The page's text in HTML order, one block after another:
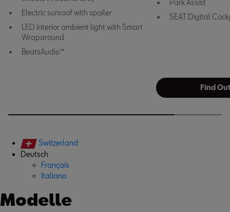
Electric sunroof with spoiler
LED interior ambient light with Smart
Wraparound
BeatsAudio™
Park Assist
SEAT Digital
Find
Switzerland
Deutsch
Français
Italiano
Modelle